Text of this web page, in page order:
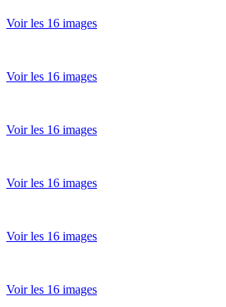
Voir les 16 images
Voir les 16 images
Voir les 16 images
Voir les 16 images
Voir les 16 images
Voir les 16 images